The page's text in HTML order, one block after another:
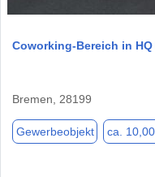
Coworking-Bereich in
Bremen, 28199
Gewerbeobjekt ca.